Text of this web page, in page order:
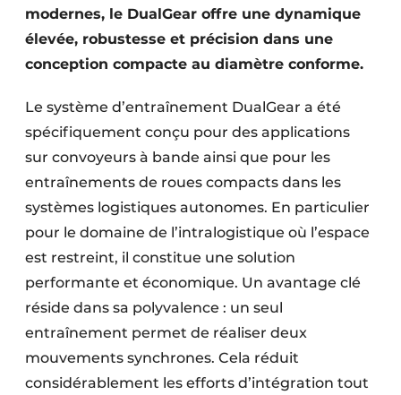
modernes, le DualGear offre une dynamique
élevée, robustesse et précision dans une
conception compacte au diamètre conforme.
Le système d’entraînement DualGear a été
spécifiquement conçu pour des applications
sur convoyeurs à bande ainsi que pour les
entraînements de roues compacts dans les
systèmes logistiques autonomes. En particulier
pour le domaine de l’intralogistique où l’espace
est restreint, il constitue une solution
performante et économique. Un avantage clé
réside dans sa polyvalence : un seul
entraînement permet de réaliser deux
mouvements synchrones. Cela réduit
considérablement les efforts d’intégration tout